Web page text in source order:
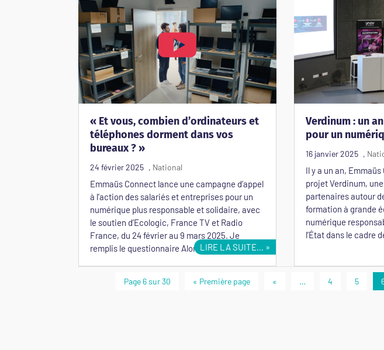
« Et vous, combien d’ordinateurs et
téléphones dorment dans vos
bureaux ? »
Emmaüs Connect lance une campagne d’appel
à l’action des salariés et entreprises pour un
numérique plus responsable et solidaire, avec
le soutien d’Ecologic, France TV et Radio
France, du 24 février au 9 mars 2025. Je
remplis le questionnaire Alors que le bilan…
LIRE LA SUITE…
Verdinum : un
pour un
Il y a un an,
projet Verdinum,
partenaires autour
formation à grande
numérique
l’État dans le cadre
Page 6 sur 30 « Première page « … 4 5